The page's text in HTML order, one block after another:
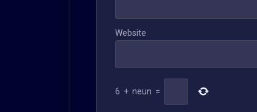
Website
6 + neun =